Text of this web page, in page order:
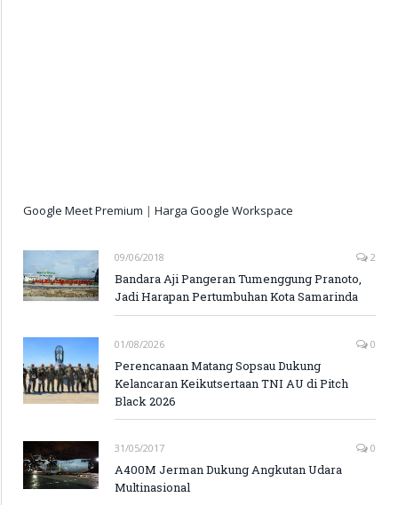
Google Meet Premium | Harga Google Workspace
09/06/2018 2
Bandara Aji Pangeran Tumenggung Pranoto,
Jadi Harapan Pertumbuhan Kota Samarinda
01/08/2026 0
Perencanaan Matang Sopsau Dukung
Kelancaran Keikutsertaan TNI AU di Pitch
Black 2026
31/05/2017 0
A400M Jerman Dukung Angkutan Udara
Multinasional